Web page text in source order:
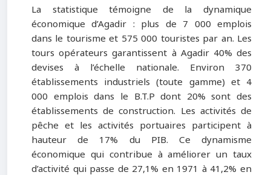
La statistique témoigne de la dynamique
économique d’Agadir : plus de 7 000 emplois
dans le tourisme et 575 000 touristes par an. Les
tours opérateurs garantissent à Agadir 40% des
devises à l’échelle nationale. Environ 370
établissements industriels (toute gamme) et 4
000 emplois dans le B.T.P dont 20% sont des
établissements de construction. Les activités de
pêche et les activités portuaires participent à
hauteur de 17% du PIB. Ce dynamisme
économique qui contribue à améliorer un taux
d’activité qui passe de 27,1% en 1971 à 41,2% en